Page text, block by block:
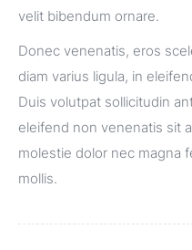
velit bibendum ornare.
Donec venenatis, eros
diam varius ligula, in
Duis volutpat sollicitudin
eleifend non venenatis sit
molestie dolor nec magna
mollis.